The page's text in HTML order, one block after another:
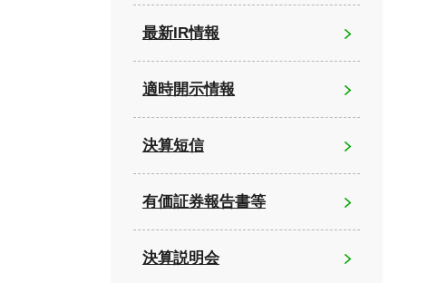
最新IR情報
適時開示情報
決算短信
有価証券報告書等
決算説明会